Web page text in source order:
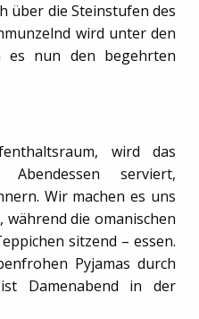
über die Steinstufen des
wird unter den
es nun den begehrten
wird das
Abendessen serviert,
Wir machen es uns
die omanischen
sitzend – essen.
Pyjamas durch
Damenabend in der